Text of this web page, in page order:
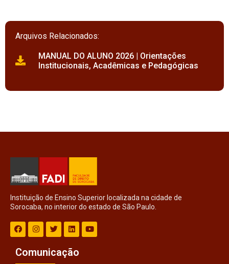
Arquivos Relacionados:
MANUAL DO ALUNO 2026 | Orientações
Institucionais, Acadêmicas e Pedagógicas
Instituição de Ensino Superior localizada na cidade de
Sorocaba, no interior do estado de São Paulo.
Comunicação